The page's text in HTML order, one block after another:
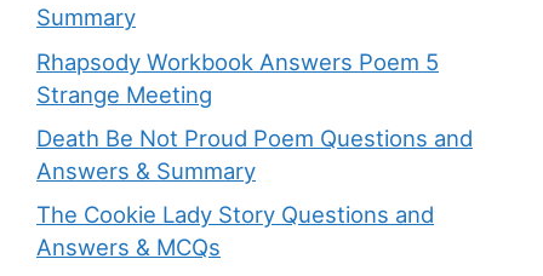
Summary
Rhapsody Workbook Answers Poem 5
Strange Meeting
Death Be Not Proud Poem Questions and
Answers & Summary
The Cookie Lady Story Questions and
Answers & MCQs